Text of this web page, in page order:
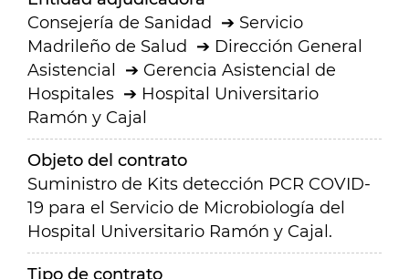
Consejería de Sanidad
Servicio
Madrileño de Salud
Dirección General
Asistencial
Gerencia Asistencial de
Hospitales
Hospital Universitario
Ramón y Cajal
Objeto del contrato
Suministro de Kits detección PCR COVID-
19 para el Servicio de Microbiología del
Hospital Universitario Ramón y Cajal.
Tipo de contrato